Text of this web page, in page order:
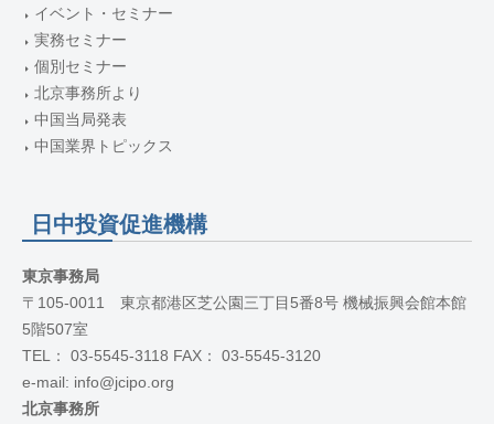
イベント・セミナー
実務セミナー
個別セミナー
北京事務所より
中国当局発表
中国業界トピックス
日中投資促進機構
東京事務局
〒105-0011 東京都港区芝公園三丁目5番8号 機械振興会館本館
5階507室
TEL： 03-5545-3118 FAX： 03-5545-3120
e-mail: info@jcipo.org
北京事務所